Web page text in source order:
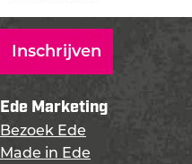
Ede Marketing
Bezoek Ede
Made in Ede